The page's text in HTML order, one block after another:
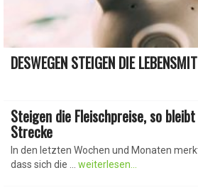
DESWEGEN STEIGEN DIE
Laut statistischem Bundesamt
im vergangenen Jahr um ...
Steigen die Fleischpreise, so
Strecke
In den letzten Wochen und Monaten
dass sich die ... weiterlesen...